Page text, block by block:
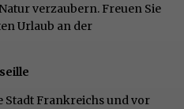
verzaubern. Freuen Sie
Urlaub an der
Stadt Frankreichs und vor